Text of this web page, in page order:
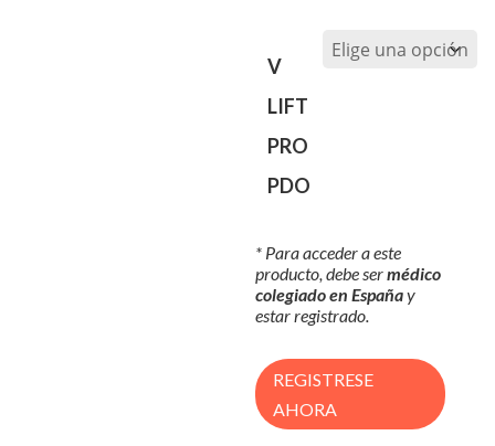
V
LIFT
PRO
PDO
* Para acceder a este
producto, debe sermédico
colegiado en Españay
estar registrado.
REGISTRESE
AHORA